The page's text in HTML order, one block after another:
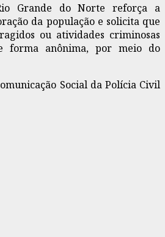
Grande do Norte reforça a
da população e solicita que
ou atividades criminosas
forma anônima, por meio do
Social da Polícia Civil